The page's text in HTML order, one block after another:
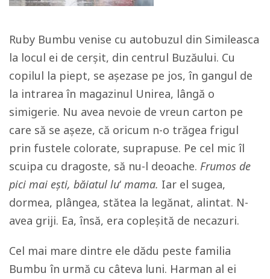
Ruby Bumbu venise cu autobuzul din Simileasca
la locul ei de cerșit, din centrul Buzăului. Cu
copilul la piept, se așezase pe jos, în gangul de
la intrarea în magazinul Unirea, lângă o
simigerie. Nu avea nevoie de vreun carton pe
care să se așeze, că oricum n-o trăgea frigul
prin fustele colorate, suprapuse. Pe cel mic îl
scuipa cu dragoste, să nu-l deoache. Frumos de
pici mai ești, băiatul lu‘ mama. Iar el sugea,
dormea, plângea, stătea la legănat, alintat. N-
avea griji. Ea, însă, era copleșită de necazuri.
Cel mai mare dintre ele dădu peste familia
Bumbu în urmă cu câteva luni. Harman al ei